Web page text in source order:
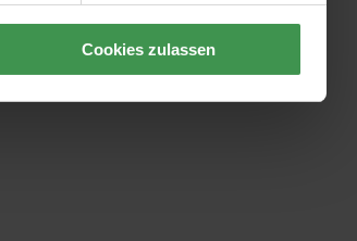
Cookies zulassen